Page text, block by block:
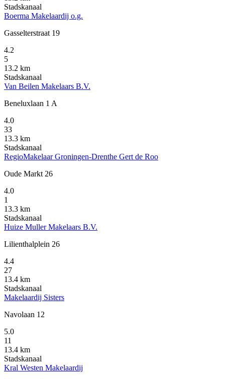
Stadskanaal
Boerma Makelaardij o.g.
Gasselterstraat 19
4.2
5
13.2 km
Stadskanaal
Van Beilen Makelaars B.V.
Beneluxlaan 1 A
4.0
33
13.3 km
Stadskanaal
RegioMakelaar Groningen-Drenthe Gert de Roo
Oude Markt 26
4.0
1
13.3 km
Stadskanaal
Huize Muller Makelaars B.V.
Lilienthalplein 26
4.4
27
13.4 km
Stadskanaal
Makelaardij Sisters
Navolaan 12
5.0
11
13.4 km
Stadskanaal
Kral Westen Makelaardij